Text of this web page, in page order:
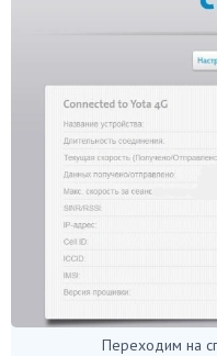
Переходим на